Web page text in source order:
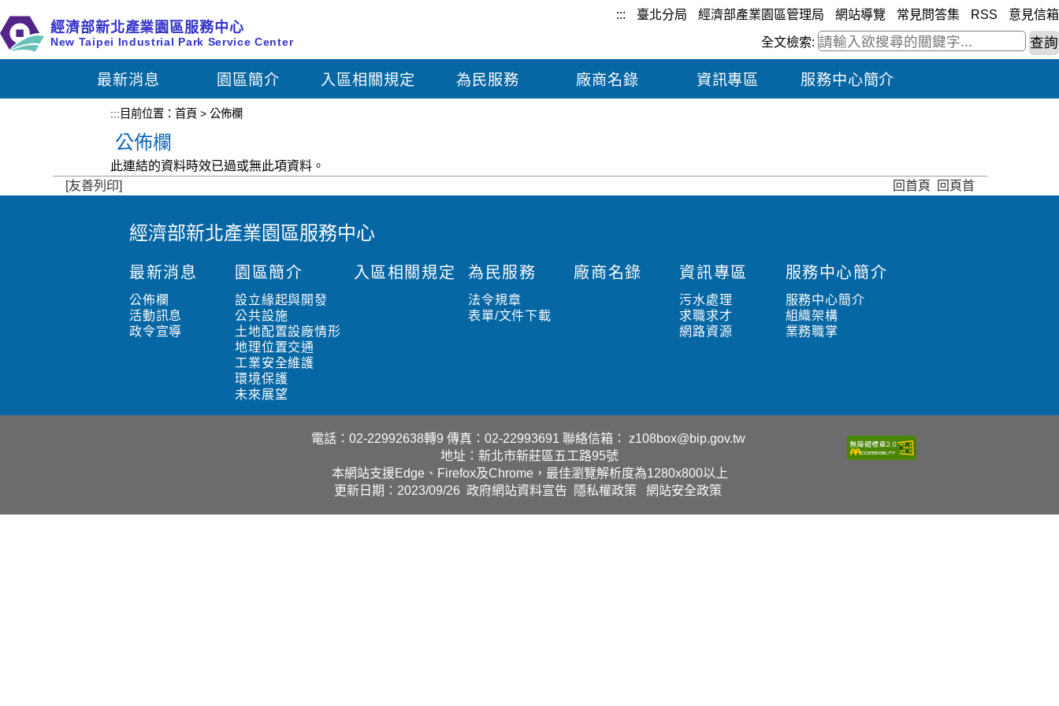
到
主
經濟部新北產業園區服務中心
New Taipei Industrial Park Service Center
::: 臺北分局 經濟部產業園區管理局 網站導覽 常見問答集 RSS 意見信箱
全文檢索:
最新消息 園區簡介 入區相關規定 為民服務 廠商名錄 資訊專區 服務中心簡介
::: 目前位置： 首頁 > 公佈欄
公佈欄
此連結的資料時效已過或無此項資料。
[友善列印]
回首頁 回頁首
:
:
經濟部新北產業園區服務中心
最新消息
公佈欄
活動訊息
政令宣導
園區簡介
設立緣起與開發
公共設施
土地配置設廠情形
地理位置交通
工業安全維護
環境保護
未來展望
入區相關規定 為民服務
法令規章
表單/文件下載
廠商名錄 資訊專區
污水處理
求職求才
網路資源
服務中心簡介
服務中心簡介
組織架構
業務職掌
電話：02-22992638轉9 傳真：02-22993691 聯絡信箱：
z108box@bip.gov.tw
地址：新北市新莊區五工路95號
本網站支援Edge、Firefox及Chrome，最佳瀏覽解析度為1280x800以上
更新日期：2023/09/26 政府網站資料宣告 隱私權政策 網站安全政策